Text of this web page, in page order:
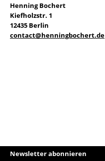
Henning Bochert
Kiefholzstr. 1
12435 Berlin
contact@henningbochert.de
Newsletter abonnieren